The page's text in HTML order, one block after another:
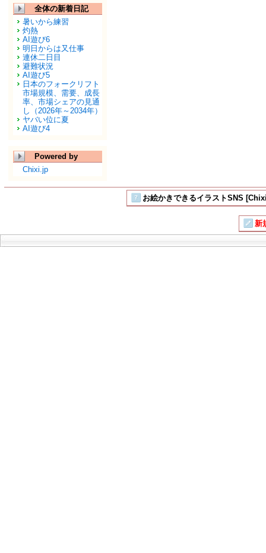
全体の新着日記
暑いから練習
灼熱
AI遊び6
明日からは又仕事
連休二日目
避難状況
AI遊び5
日本のフォークリフト
市場規模、需要、成長
率、市場シェアの見通
し（2026年～2034年）
ヤバい位に夏
AI遊び4
Powered by
Chixi.jp
お絵かきできるイラストSNS
新